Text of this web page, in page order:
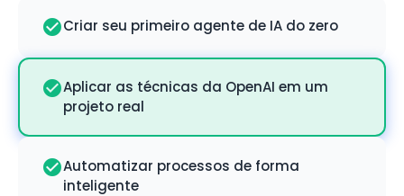
Criar seu primeiro agente de IA do zero
Aplicar as técnicas da OpenAI em um
projeto real
Automatizar processos de forma
inteligente